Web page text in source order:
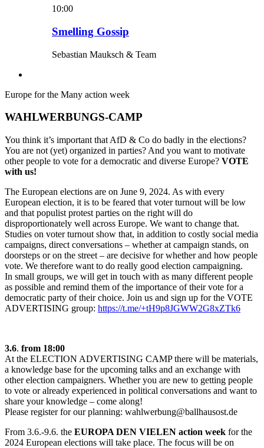
10:00
Smelling Gossip
Sebastian Mauksch & Team
Europe for the Many action week
WAHLWERBUNGS-CAMP
You think it’s important that AfD & Co do badly in the elections?
You are not (yet) organized in parties? And you want to motivate
other people to vote for a democratic and diverse Europe? VOTE
with us!
The European elections are on June 9, 2024. As with every
European election, it is to be feared that voter turnout will be low
and that populist protest parties on the right will do
disproportionately well across Europe. We want to change that.
Studies on voter turnout show that, in addition to costly social media
campaigns, direct conversations – whether at campaign stands, on
doorsteps or on the street – are decisive for whether and how people
vote. We therefore want to do really good election campaigning.
In small groups, we will get in touch with as many different people
as possible and remind them of the importance of their vote for a
democratic party of their choice. Join us and sign up for the VOTE
ADVERTISING group: https://t.me/+tH9p8JGWW2G8xZTk6
3.6. from 18:00
At the ELECTION ADVERTISING CAMP there will be materials,
a knowledge base for the upcoming talks and an exchange with
other election campaigners. Whether you are new to getting people
to vote or already experienced in political conversations and want to
share your knowledge – come along!
Please register for our planning: wahlwerbung@ballhausost.de
From 3.6.-9.6. the EUROPA DEN VIELEN action week for the
2024 European elections will take place. The focus will be on